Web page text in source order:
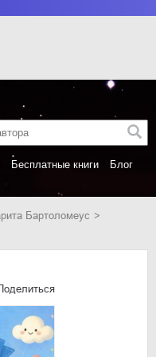
Бесплатные книги
Блог
Бартоломеус